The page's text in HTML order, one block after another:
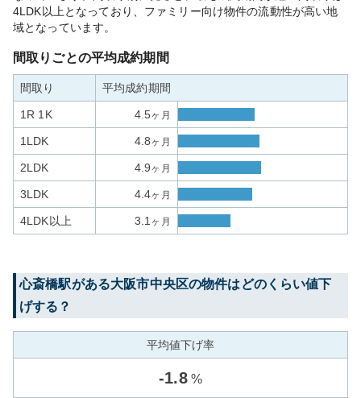
4LDK以上となっており、ファミリー向け物件の流動性が高い地
域となっています。
間取りごとの平均成約期間
間取り 平均成約期間
1R 1K 4.5ヶ月
1LDK 4.8ヶ月
2LDK 4.9ヶ月
3LDK 4.4ヶ月
4LDK以上 3.1 ヶ月
心斎橋駅がある大阪市中央区の物件はどのくらい値下
げする？
平均値下げ率
-1.8 %